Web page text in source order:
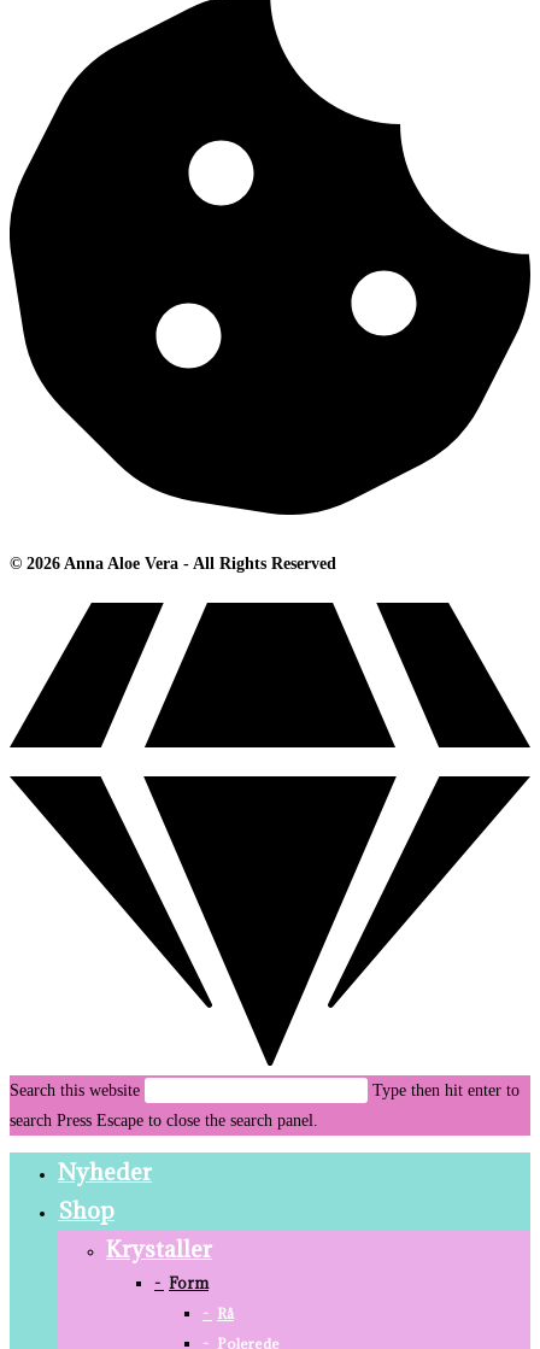
© 2026 Anna Aloe Vera - All Rights Reserved
Search this website
Type then hit enter to
search Press Escape to close the search panel.
Nyheder
Shop
Krystaller
Form
Rå
Polerede